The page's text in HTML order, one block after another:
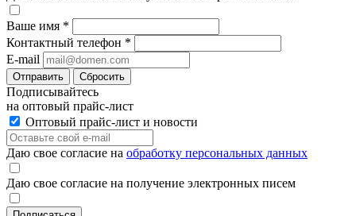
Ваше имя *
Контактный телефон *
E-mail
Отправить Сбросить
Подписывайтесь
на оптовый прайс-лист
Оптовый прайс-лист и новости
Даю свое согласие на обработку персональных данных
Даю свое согласие на получение электронных писем